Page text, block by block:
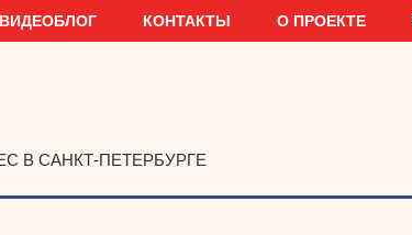
ВИДЕОБЛОГ КОНТАКТЫ О ПРОЕКТЕ
В САНКТ-ПЕТЕРБУРГЕ